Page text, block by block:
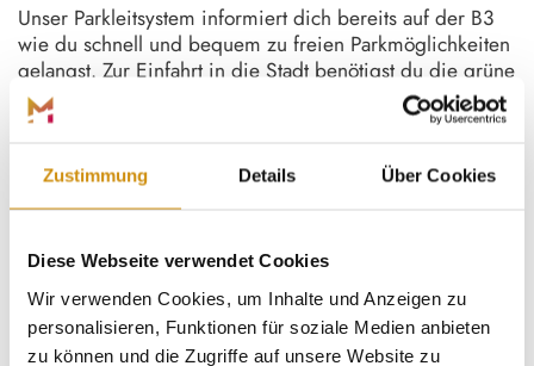
Zustimmung Details Über Cookies
Diese Webseite verwendet Cookies
Wir verwenden Cookies, um Inhalte und Anzeigen zu
personalisieren, Funktionen für soziale Medien anbieten
zu können und die Zugriffe auf unsere Website zu
Unser Parkleitsystem informiert dich bereits auf der B3
wie du schnell und bequem zu freien Parkmöglichkeiten
gelangst. Zur Einfahrt in die Stadt benötigst du die grüne
Umweltplakette. Auf der Karte unten haben wir dir eine
Übersicht über alle Parkplätze und Parkhäuser in
am Pilgrimstein kannst du mit den Aufzügen direkt in
die verkehrsberuhigte Altstadt gelangen. Wenn du mit
öffentlichen Parkplätze kostenfrei zur Verfügung. Dafür
für elektrisch betriebene Fahrzeuge gem. §9 a der
Fahrzeug-Zulassungsverordnung.